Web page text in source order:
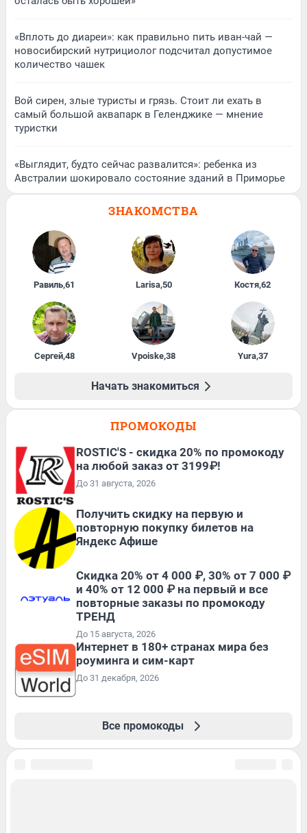
«Вплоть до диареи»: как правильно пить иван-чай —
новосибирский нутрициолог подсчитал допустимое
количество чашек
Вой сирен, злые туристы и грязь. Стоит ли ехать в
самый большой аквапарк в Геленджике — мнение
туристки
«Выглядит, будто сейчас развалится»: ребенка из
Австралии шокировало состояние зданий в Приморье
ЗНАКОМСТВА
Равиль,61 Larisa,50 Костя,62
Сергей,48 Vpoiske,38 Yura,37
Начать знакомиться
ПРОМОКОДЫ
ROSTIC'S - скидка 20% по промокоду
на любой заказ от 3199₽!
До 31 августа, 2026
Получить скидку на первую и
повторную покупку билетов на
Яндекс Афише
Скидка 20% от 4 000 ₽, 30% от 7 000 ₽
и 40% от 12 000 ₽ на первый и все
повторные заказы по промокоду
ТРЕНД
До 15 августа, 2026
Интернет в 180+ странах мира без
роуминга и сим-карт
До 31 декабря, 2026
Все промокоды